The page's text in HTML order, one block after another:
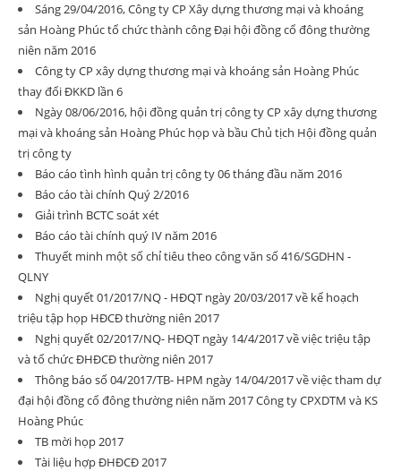
Sáng 29/04/2016, Công ty CP Xây dựng thương mại và khoáng
sản Hoàng Phúc tổ chức thành công Đại hội đồng cổ đông thường
niên năm 2016
Công ty CP xây dựng thương mại và khoáng sản Hoàng Phúc
thay đổi ĐKKD lần 6
Ngày 08/06/2016, hội đồng quản trị công ty CP xây dựng thương
mại và khoáng sản Hoàng Phúc họp và bầu Chủ tịch Hội đồng quản
trị công ty
Báo cáo tình hình quản trị công ty 06 tháng đầu năm 2016
Báo cáo tài chính Quý 2/2016
Giải trình BCTC soát xét
Báo cáo tài chính quý IV năm 2016
Thuyết minh một số chỉ tiêu theo công văn số 416/SGDHN -
QLNY
Nghị quyết 01/2017/NQ - HĐQT ngày 20/03/2017 về kế hoạch
triệu tập họp HĐCĐ thường niên 2017
Nghị quyết 02/2017/NQ- HĐQT ngày 14/4/2017 về việc triệu tập
và tổ chức ĐHĐCĐ thường niên 2017
Thông báo số 04/2017/TB- HPM ngày 14/04/2017 về việc tham dự
đại hội đồng cổ đông thường niên năm 2017 Công ty CPXDTM và KS
Hoàng Phúc
TB mời họp 2017
Tài liệu hợp ĐHĐCĐ 2017